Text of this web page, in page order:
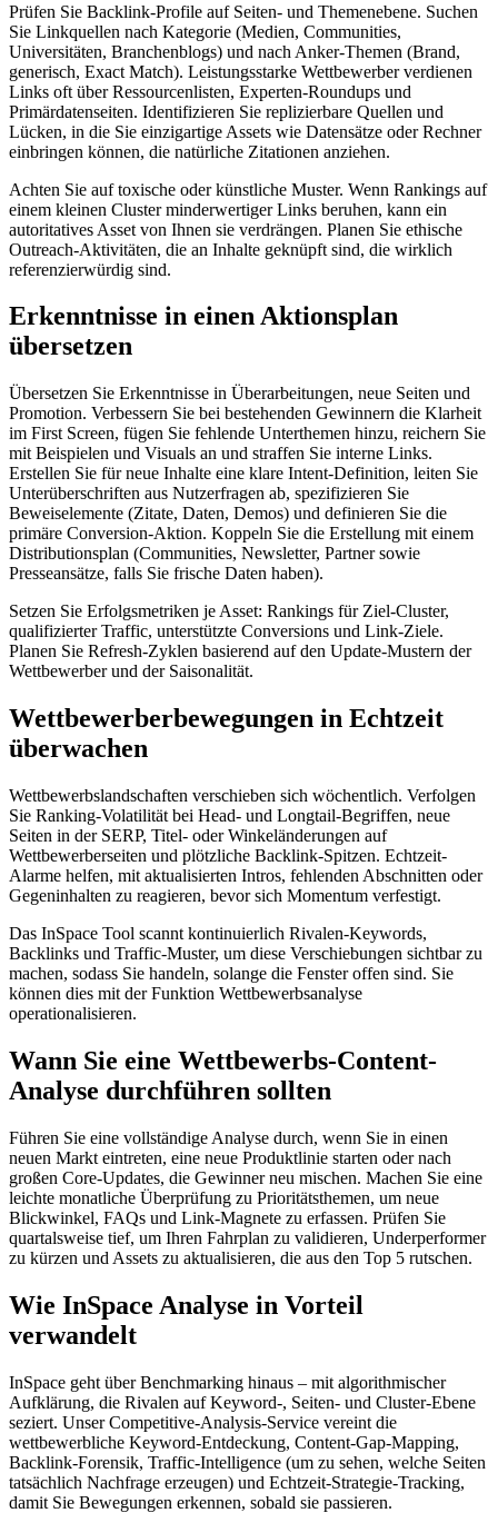
Prüfen Sie Backlink-Profile auf Seiten- und Themenebene. Suchen
Sie Linkquellen nach Kategorie (Medien, Communities,
Universitäten, Branchenblogs) und nach Anker-Themen (Brand,
generisch, Exact Match). Leistungsstarke Wettbewerber verdienen
Links oft über Ressourcenlisten, Experten-Roundups und
Primärdatenseiten. Identifizieren Sie replizierbare Quellen und
Lücken, in die Sie einzigartige Assets wie Datensätze oder Rechner
einbringen können, die natürliche Zitationen anziehen.
Achten Sie auf toxische oder künstliche Muster. Wenn Rankings auf
einem kleinen Cluster minderwertiger Links beruhen, kann ein
autoritatives Asset von Ihnen sie verdrängen. Planen Sie ethische
Outreach-Aktivitäten, die an Inhalte geknüpft sind, die wirklich
referenzierwürdig sind.
Erkenntnisse in einen Aktionsplan
übersetzen
Übersetzen Sie Erkenntnisse in Überarbeitungen, neue Seiten und
Promotion. Verbessern Sie bei bestehenden Gewinnern die Klarheit
im First Screen, fügen Sie fehlende Unterthemen hinzu, reichern Sie
mit Beispielen und Visuals an und straffen Sie interne Links.
Erstellen Sie für neue Inhalte eine klare Intent-Definition, leiten Sie
Unterüberschriften aus Nutzerfragen ab, spezifizieren Sie
Beweiselemente (Zitate, Daten, Demos) und definieren Sie die
primäre Conversion-Aktion. Koppeln Sie die Erstellung mit einem
Distributionsplan (Communities, Newsletter, Partner sowie
Presseansätze, falls Sie frische Daten haben).
Setzen Sie Erfolgsmetriken je Asset: Rankings für Ziel-Cluster,
qualifizierter Traffic, unterstützte Conversions und Link-Ziele.
Planen Sie Refresh-Zyklen basierend auf den Update-Mustern der
Wettbewerber und der Saisonalität.
Wettbewerberbewegungen in Echtzeit
überwachen
Wettbewerbslandschaften verschieben sich wöchentlich. Verfolgen
Sie Ranking-Volatilität bei Head- und Longtail-Begriffen, neue
Seiten in der SERP, Titel- oder Winkeländerungen auf
Wettbewerberseiten und plötzliche Backlink-Spitzen. Echtzeit-
Alarme helfen, mit aktualisierten Intros, fehlenden Abschnitten oder
Gegeninhalten zu reagieren, bevor sich Momentum verfestigt.
Das InSpace Tool scannt kontinuierlich Rivalen-Keywords,
Backlinks und Traffic-Muster, um diese Verschiebungen sichtbar zu
machen, sodass Sie handeln, solange die Fenster offen sind. Sie
können dies mit der Funktion Wettbewerbsanalyse
operationalisieren.
Wann Sie eine Wettbewerbs-Content-
Analyse durchführen sollten
Führen Sie eine vollständige Analyse durch, wenn Sie in einen
neuen Markt eintreten, eine neue Produktlinie starten oder nach
großen Core-Updates, die Gewinner neu mischen. Machen Sie eine
leichte monatliche Überprüfung zu Prioritätsthemen, um neue
Blickwinkel, FAQs und Link-Magnete zu erfassen. Prüfen Sie
quartalsweise tief, um Ihren Fahrplan zu validieren, Underperformer
zu kürzen und Assets zu aktualisieren, die aus den Top 5 rutschen.
Wie InSpace Analyse in Vorteil
verwandelt
InSpace geht über Benchmarking hinaus – mit algorithmischer
Aufklärung, die Rivalen auf Keyword-, Seiten- und Cluster-Ebene
seziert. Unser Competitive-Analysis-Service vereint die
wettbewerbliche Keyword-Entdeckung, Content-Gap-Mapping,
Backlink-Forensik, Traffic-Intelligence (um zu sehen, welche Seiten
tatsächlich Nachfrage erzeugen) und Echtzeit-Strategie-Tracking,
damit Sie Bewegungen erkennen, sobald sie passieren.